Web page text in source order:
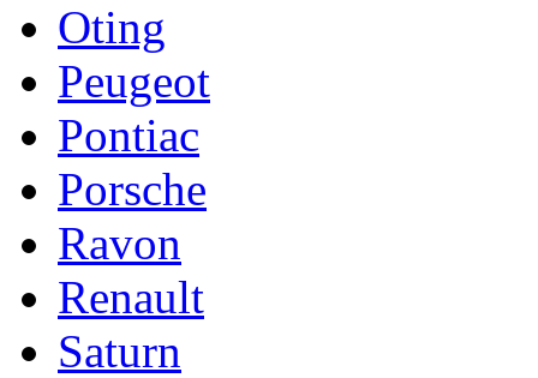
Oting
Peugeot
Pontiac
Porsche
Ravon
Renault
Saturn